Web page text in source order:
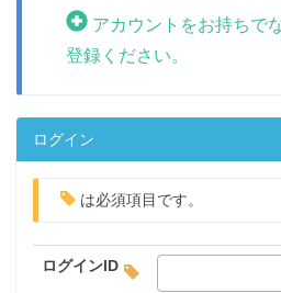
アカウントをお持ちで
登録ください。
ログイン
は必須項目です。
ログインID